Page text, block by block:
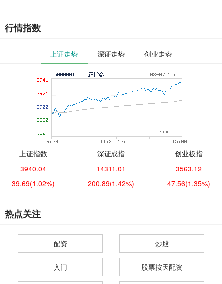
行情指数
上证走势 深证走势 创业走势
上证指数
3940.04
39.69(1.02%)
深证成指
14311.01
200.89(1.42%)
创业板指
3563.12
47.56(1.35%)
热点关注
配资 炒股
入门 股票按天配资